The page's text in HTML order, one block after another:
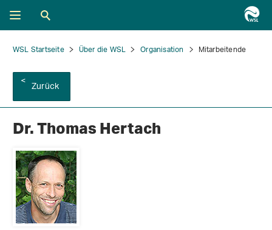
WSL Startseite Über die WSL Organisation Mitarbeitende
Zurück
Dr. Thomas Hertach